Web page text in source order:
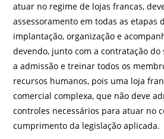
atuar no regime de lojas francas,
assessoramento em todas as etapas
implantação, organização e
devendo, junto com a contratação do
a admissão e treinar todos os
recursos humanos, pois uma loja
comercial complexa, que não deve
controles necessários para atuar no
cumprimento da legislação aplicada.